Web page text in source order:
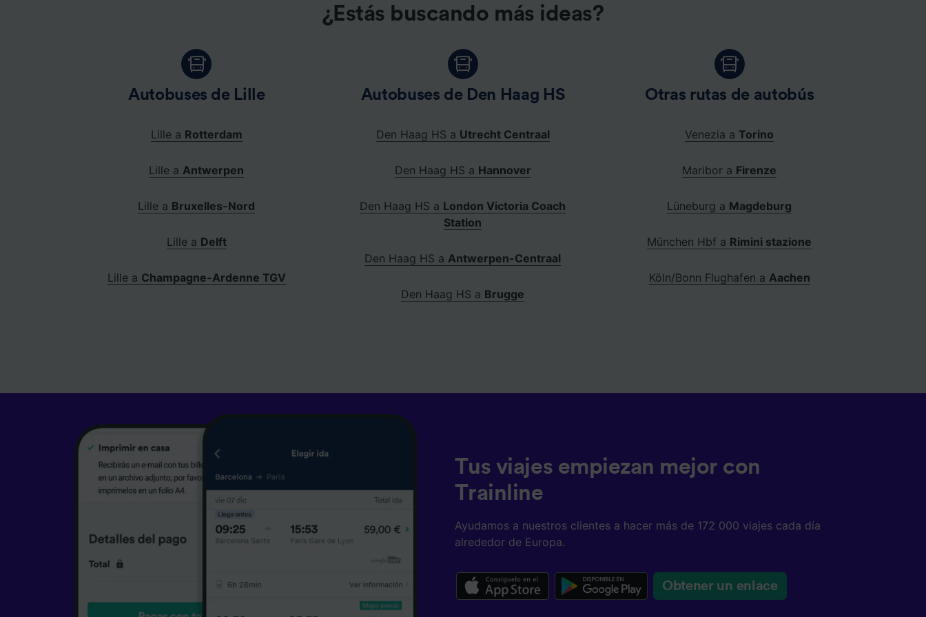
¿Estás buscando más ideas?
Autobuses de Lille
Lille a Rotterdam
Lille aAntwerpen
Lille a Bruxelles-Nord
Lille a Delft
Lille a Champagne-Ardenne TGV
Autobuses de Den Haag HS
Den Haag HS a Utrecht Centraal
Den Haag HS a Hannover
Den Haag HS a London Victoria Coach
Station
Den Haag HS aAntwerpen-Centraal
Den Haag HS a Brugge
Otras rutas de autobús
Venezia a Torino
Maribor a Firenze
Lüneburg a Magdeburg
München Hbf a Rimini stazione
Köln/Bonn Flughafen a Aachen
Tus viajes empiezan mejor con
Trainline
Ayudamos a nuestros clientes a hacer más de 172 000 viajes cada día
alrededor de Europa.
Obtener un enlace